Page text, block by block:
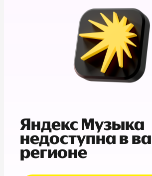
Яндекс Музыка
недоступна в
регионе